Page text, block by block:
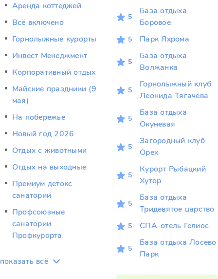
Аренда коттеджей
Всё включено
Горнолыжные курорты
Инвест Менеджмент
Корпоративный отдых
Майские праздники (9
мая)
На побережье
Новый год 2026
Отдых c животными
Отдых на выходные
Премиум детокс
санатории
Профсоюзные
санатории
Профкурорта
показать всё
5
База отдыха
Боровое
5 Парк Яхрома
5
База отдыха
Волжанка
5
Горнолыжный клуб
Леонида Тягачёва
5
База отдыха
Окуневая
5
Загородный клуб
Орех
5
Курорт Рыбацкий
Хутор
5
База отдыха
Тридевятое царство
5 СПА-отель Гелиос
5
База отдыха Лосево
Парк